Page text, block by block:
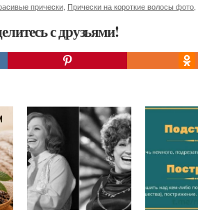
прически Прически на короткие волосы фото
с друзьями!